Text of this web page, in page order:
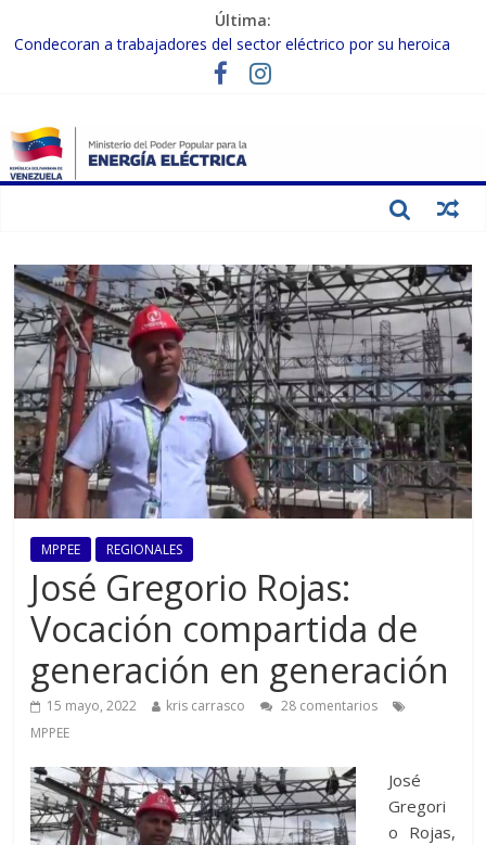
Última:
Condecoran a trabajadores del sector eléctrico por su heroica
labor tras el doble sismo del 24-J
Gobierno Nacional coordina acciones con el sector privado para
Inspeccionan trabajos de rehabilitación en instalaciones del SEN
en Carabobo
Gobierno Nacional activa plan preventivo para fortalecer el SEN
MPPEE REGIONALES
José Gregorio Rojas:
Vocación compartida de
generación en generación
15 mayo, 2022 kris carrasco
28 comentarios
MPPEE
José
Gregori
o Rojas,